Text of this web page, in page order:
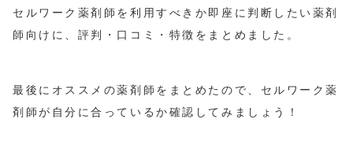
セルワーク薬剤師を利用すべきか即座に判断したい薬剤
師向けに、評判・口コミ・特徴をまとめました。
最後にオススメの薬剤師をまとめたので、セルワーク薬
剤師が自分に合っているか確認してみましょう！